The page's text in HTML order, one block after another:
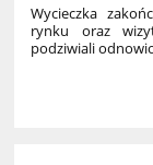
Wycieczka
rynku oraz
podziwiali